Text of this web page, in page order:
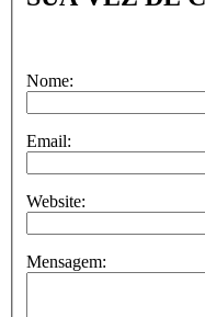
Nome:
Email:
Website:
Mensagem: